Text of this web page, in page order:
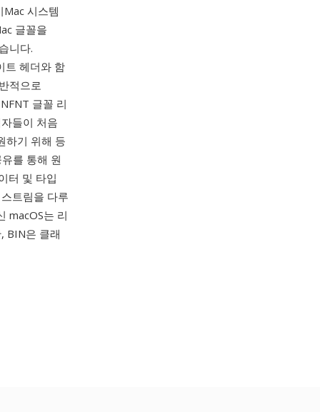
시스템
글꼴을
니다.
트 헤더와 함
적으로
글꼴 리
들이 처음
하기 위해 등
를 통해 원
터 및 타입
트림을 다루
macOS는 리
BIN은 클래